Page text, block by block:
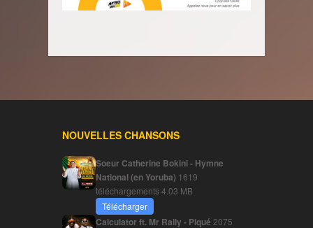
NOUVELLES CHANSONS
Soeur Catherine Bokini - Hymne
National (en Yoruba) 1619
téléchargements4.03 MB
Télécharger
Calculator ft. Mr Rally - Piqué 2075